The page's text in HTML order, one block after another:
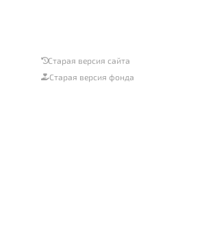
Старая версия сайта
Старая версия фонда